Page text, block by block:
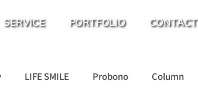
SERVICE PORTFOLIO CONTACT
LIFE SMILE Probono Column